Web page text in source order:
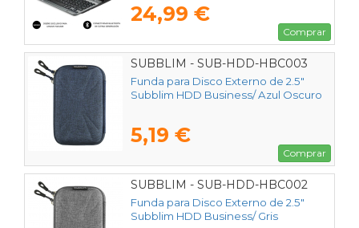
24,99 €
Comprar
SUBBLIM - SUB-HDD-HBC003
Funda para Disco Externo de 2.5"
Subblim HDD Business/ Azul Oscuro
5,19 €
Comprar
SUBBLIM - SUB-HDD-HBC002
Funda para Disco Externo de 2.5"
Subblim HDD Business/ Gris